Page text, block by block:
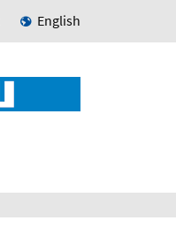
English